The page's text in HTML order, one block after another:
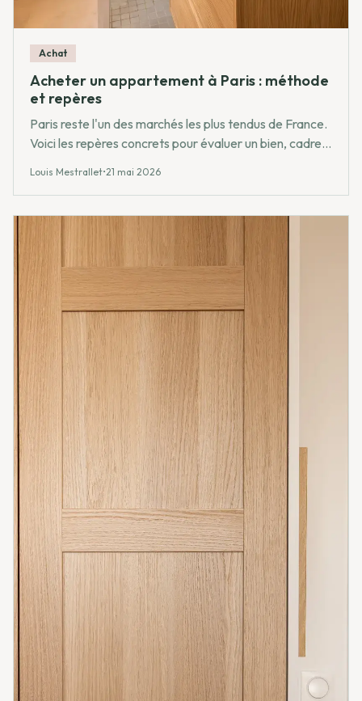
Achat
Acheter un appartement à Paris : méthode
et repères
Paris reste l'un des marchés les plus tendus de France.
Voici les repères concrets pour évaluer un bien, cadrer
Louis Mestrallet•21 mai 2026